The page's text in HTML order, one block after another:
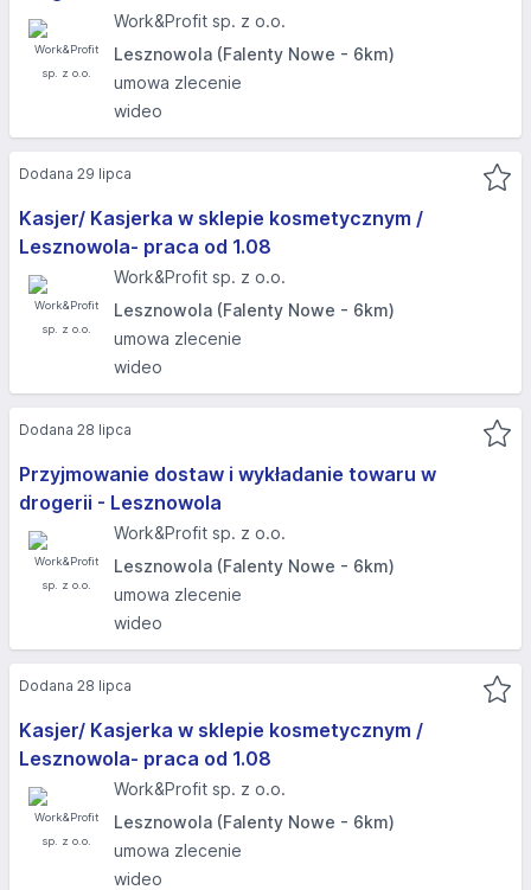
Work&Profit sp. z o.o.
Lesznowola (Falenty Nowe - 6km)
umowa zlecenie
wideo
Kasjer/ Kasjerka w sklepie kosmetycznym /
Lesznowola- praca od 1.08
Work&Profit sp. z o.o.
Lesznowola (Falenty Nowe - 6km)
umowa zlecenie
wideo
Dodana 29 lipca
Przyjmowanie dostaw i wykładanie towaru w
drogerii - Lesznowola
Work&Profit sp. z o.o.
Lesznowola (Falenty Nowe - 6km)
umowa zlecenie
wideo
Dodana 28 lipca
Kasjer/ Kasjerka w sklepie kosmetycznym /
Lesznowola- praca od 1.08
Work&Profit sp. z o.o.
Lesznowola (Falenty Nowe - 6km)
umowa zlecenie
wideo
Dodana 28 lipca